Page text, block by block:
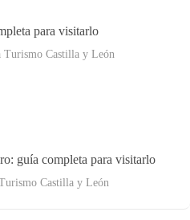
para visitarlo
Turismo Castilla y León
guía completa para visitarlo
Castilla y León